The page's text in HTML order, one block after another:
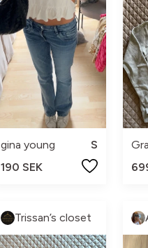
gina young
S
190 SEK
Trissan’s closet